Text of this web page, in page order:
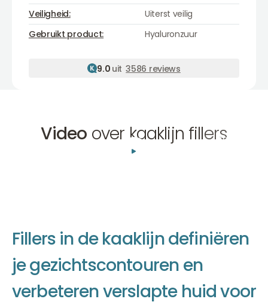
Veiligheid:
Uiterst veilig
Gebruikt product:
Hyaluronzuur
Hyaluronzuur
9.0 uit 3586 reviews
Video over kaaklijn fillers
01:36
Fillers in dekaaklijndefiniëren
jegezichtscontouren en
verbeterenverslapte huidvoor